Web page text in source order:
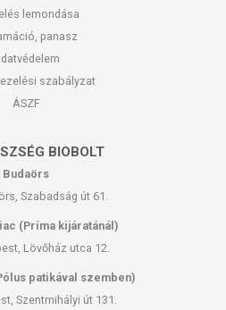
lemondása
panasz
szabályzat
ÁSZF
BIOBOLT
Budaörs
Szabadság út 61.
(Príma kijáratánál)
Lövőház utca 12.
patikával szemben)
Szentmihályi út 131.